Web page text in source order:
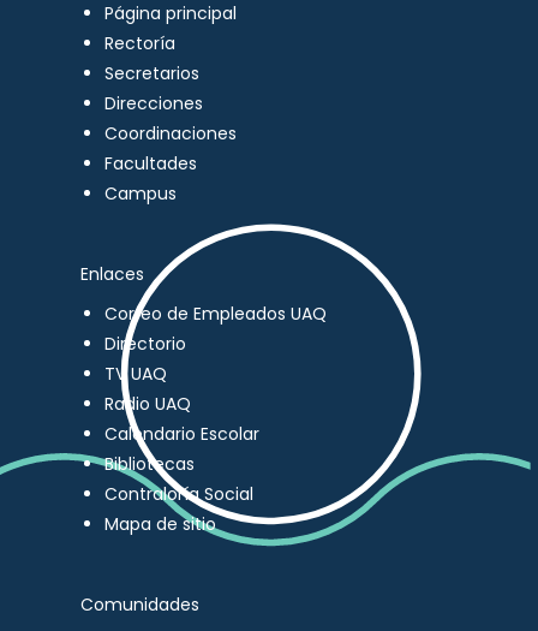
Página principal
Rectoría
Secretarios
Direcciones
Coordinaciones
Facultades
Campus
Enlaces
Correo de Empleados UAQ
Directorio
TV UAQ
Radio UAQ
Calendario Escolar
Bibliotecas
Contraloría Social
Mapa de sitio
Comunidades